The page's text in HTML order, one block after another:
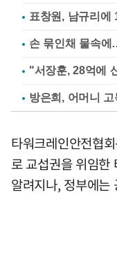
표창원, 남규리
손 묶인채 물속
"서장훈, 28억에
방은희, 어머니
타워크레인안전협
로 교섭권을 위임한
알려지나, 정부에는